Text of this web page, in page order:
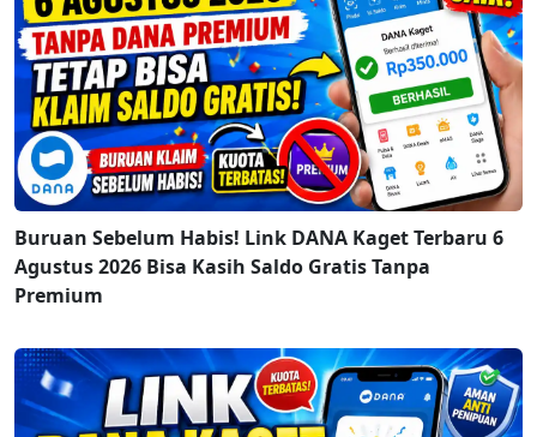
Buruan Sebelum Habis! Link DANA Kaget Terbaru 6
Agustus 2026 Bisa Kasih Saldo Gratis Tanpa
Premium